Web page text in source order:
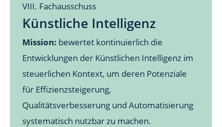
VIII. Fachausschuss
Künstliche Intelligenz
Mission: bewertet kontinuierlich die
Entwicklungen der Künstlichen Intelligenz im
steuerlichen Kontext, um deren Potenziale
für Effizienzsteigerung,
Qualitätsverbesserung und Automatisierung
systematisch nutzbar zu machen.